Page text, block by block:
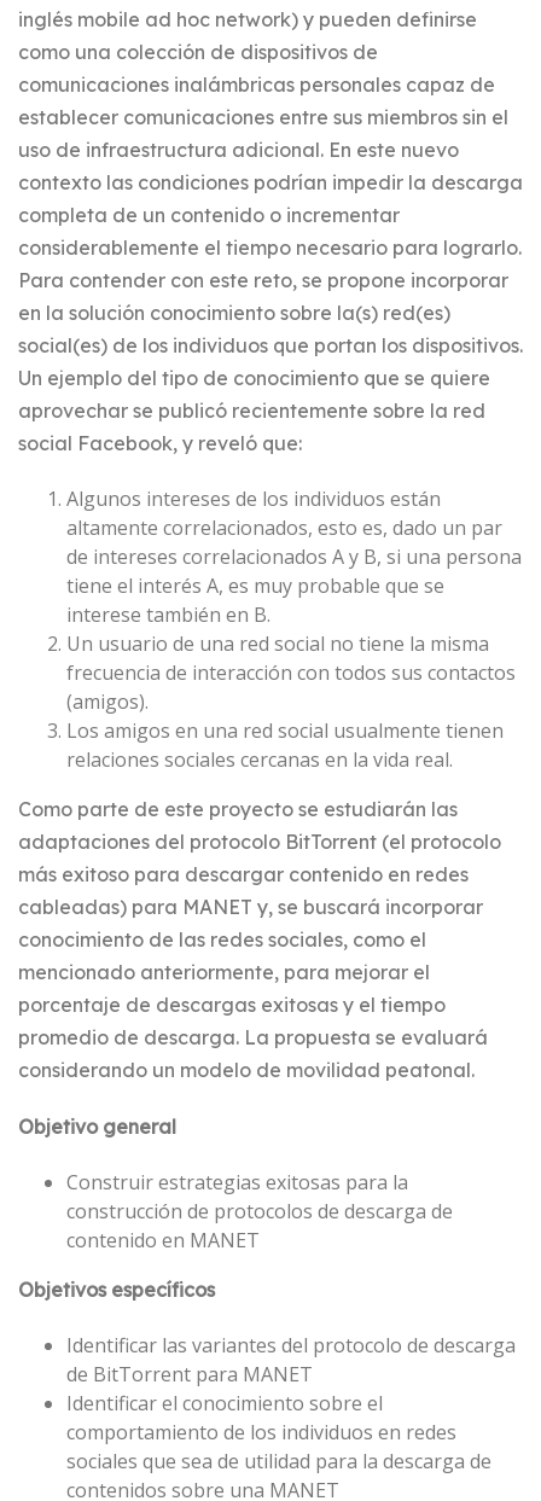
inglés mobile ad hoc network) y pueden definirse
como una colección de dispositivos de
comunicaciones inalámbricas personales capaz de
establecer comunicaciones entre sus miembros sin el
uso de infraestructura adicional. En este nuevo
contexto las condiciones podrían impedir la descarga
completa de un contenido o incrementar
considerablemente el tiempo necesario para lograrlo.
Para contender con este reto, se propone incorporar
en la solución conocimiento sobre la(s) red(es)
social(es) de los individuos que portan los dispositivos.
Un ejemplo del tipo de conocimiento que se quiere
aprovechar se publicó recientemente sobre la red
social Facebook, y reveló que:
Algunos intereses de los individuos están
altamente correlacionados, esto es, dado un par
de intereses correlacionados A y B, si una persona
tiene el interés A, es muy probable que se
interese también en B.
Un usuario de una red social no tiene la misma
frecuencia de interacción con todos sus contactos
(amigos).
Los amigos en una red social usualmente tienen
relaciones sociales cercanas en la vida real.
Como parte de este proyecto se estudiarán las
adaptaciones del protocolo BitTorrent (el protocolo
más exitoso para descargar contenido en redes
cableadas) para MANET y, se buscará incorporar
conocimiento de las redes sociales, como el
mencionado anteriormente, para mejorar el
porcentaje de descargas exitosas y el tiempo
promedio de descarga. La propuesta se evaluará
considerando un modelo de movilidad peatonal.
Objetivo general
Construir estrategias exitosas para la
construcción de protocolos de descarga de
contenido en MANET
Objetivos específicos
Identificar las variantes del protocolo de descarga
de BitTorrent para MANET
Identificar el conocimiento sobre el
comportamiento de los individuos en redes
sociales que sea de utilidad para la descarga de
contenidos sobre una MANET